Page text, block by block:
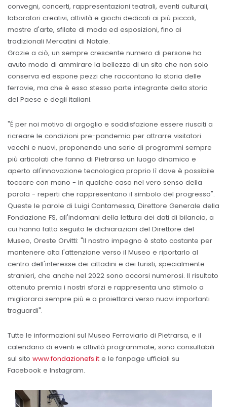
convegni, concerti, rappresentazioni teatrali, eventi culturali,
laboratori creativi, attività e giochi dedicati ai più piccoli,
mostre d'arte, sfilate di moda ed esposizioni, fino ai
tradizionali Mercatini di Natale.
Grazie a ciò, un sempre crescente numero di persone ha
avuto modo di ammirare la bellezza di un sito che non solo
conserva ed espone pezzi che raccontano la storia delle
ferrovie, ma che è esso stesso parte integrante della storia
del Paese e degli italiani.
"É per noi motivo di orgoglio e soddisfazione essere riusciti a
ricreare le condizioni pre-pandemia per attrarre visitatori
vecchi e nuovi, proponendo una serie di programmi sempre
più articolati che fanno di Pietrarsa un luogo dinamico e
aperto all'innovazione tecnologica proprio lì dove è possibile
toccare con mano - in qualche caso nel vero senso della
parola - reperti che rappresentano il simbolo del progresso".
Queste le parole di Luigi Cantamessa, Direttore Generale della
Fondazione FS, all'indomani della lettura dei dati di bilancio, a
cui hanno fatto seguito le dichiarazioni del Direttore del
Museo, Oreste Orvitti: "Il nostro impegno è stato costante per
mantenere alta l'attenzione verso il Museo e riportarlo al
centro dell'interesse dei cittadini e dei turisti, specialmente
stranieri, che anche nel 2022 sono accorsi numerosi. Il risultato
ottenuto premia i nostri sforzi e rappresenta uno stimolo a
migliorarci sempre più e a proiettarci verso nuovi importanti
traguardi".
Tutte le informazioni sul Museo Ferroviario di Pietrarsa, e il
calendario di eventi e attività programmate, sono consultabili
sul sito www.fondazionefs.it e le fanpage ufficiali su
Facebook e Instagram.